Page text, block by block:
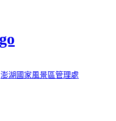
澎湖國家風景區管理處